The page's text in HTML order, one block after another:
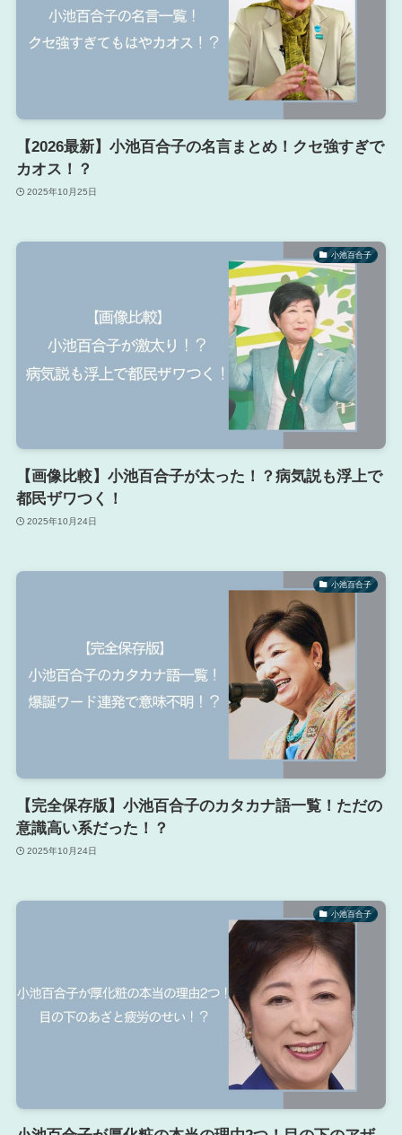
【2026最新】小池百合子の名言まとめ！クセ強すぎで
カオス！？
2025年10月25日
小池百合子
【画像比較】小池百合子が太った！？病気説も浮上で
都民ザワつく！
2025年10月24日
小池百合子
【完全保存版】小池百合子のカタカナ語一覧！ただの
意識高い系だった！？
2025年10月24日
小池百合子